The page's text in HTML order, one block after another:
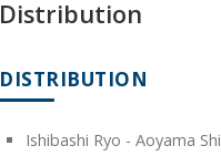
Distribution
DISTRIBUTION
Ishibashi Ryo - Aoyama